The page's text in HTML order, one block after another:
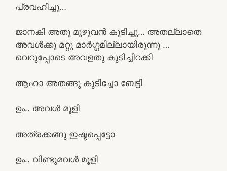
പ്രവഹിച്ചു…
ജാനകി അതു മുഴുവൻ കുടിച്ചു… അതല്ലാതെ
അവൾക്കു മറ്റു മാർഗ്ഗമില്ലായിരുന്നു …
വെറുപ്പോടെ അവളതു കുടിച്ചിറക്കി
ആഹാ അതങ്ങു കുടിച്ചോ ബേട്ടി
ഉം.. അവൾ മൂളി
അത്രക്കങ്ങു ഇഷ്ടപ്പെട്ടോ
ഉം.. വിണ്ടുമവൾ മൂളി